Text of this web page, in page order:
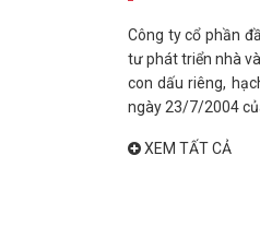
Công ty cổ phần
tư phát triển nhà
con dấu riêng,
ngày 23/7/2004
XEM TẤT CẢ